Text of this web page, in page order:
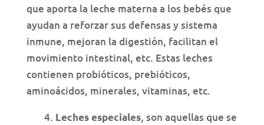
que aporta la leche materna a los bebés que
ayudan a reforzar sus defensas y sistema
inmune, mejoran la digestión, facilitan el
movimiento intestinal, etc. Estas leches
contienen probióticos, prebióticos,
aminoácidos, minerales, vitaminas, etc.
4. Leches especiales, son aquellas que se